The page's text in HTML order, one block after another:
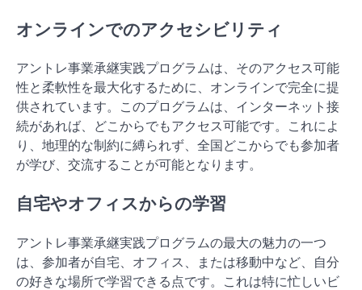
オンラインでのアクセシビリティ
アントレ事業承継実践プログラムは、そのアクセス可能
性と柔軟性を最大化するために、オンラインで完全に提
供されています。このプログラムは、インターネット接
続があれば、どこからでもアクセス可能です。これによ
り、地理的な制約に縛られず、全国どこからでも参加者
が学び、交流することが可能となります。
自宅やオフィスからの学習
アントレ事業承継実践プログラムの最大の魅力の一つ
は、参加者が自宅、オフィス、または移動中など、自分
の好きな場所で学習できる点です。これは特に忙しいビ